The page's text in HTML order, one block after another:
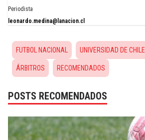
Periodista
leonardo.medina@lanacion.cl
FUTBOL NACIONAL UNIVERSIDAD DE CHILE
ÁRBITROS RECOMENDADOS
POSTS RECOMENDADOS